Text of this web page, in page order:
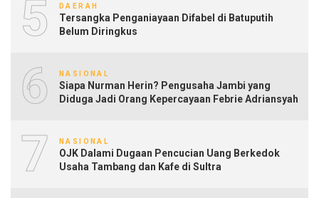
5 DAERAH
Tersangka Penganiayaan Difabel di Batuputih
Belum Diringkus
6 NASIONAL
Siapa Nurman Herin? Pengusaha Jambi yang
Diduga Jadi Orang Kepercayaan Febrie Adriansyah
7 NASIONAL
OJK Dalami Dugaan Pencucian Uang Berkedok
Usaha Tambang dan Kafe di Sultra